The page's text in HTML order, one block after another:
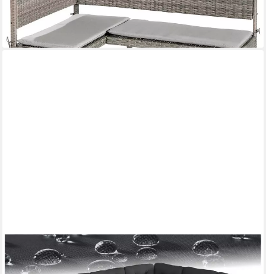
169,35 € UVP591,90 €
-71%
lieferbar - in 4-5 Werktagen bei dir
Loungeset gemütliche rattan-gartenmöbel mit weichen polstern,